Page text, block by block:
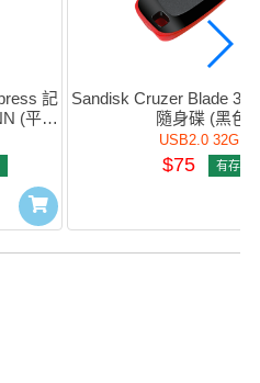
記
(平行
Sandisk Cruzer Blade
隨身碟 (黑色)
USB2.0 32GB
$75 有存貨